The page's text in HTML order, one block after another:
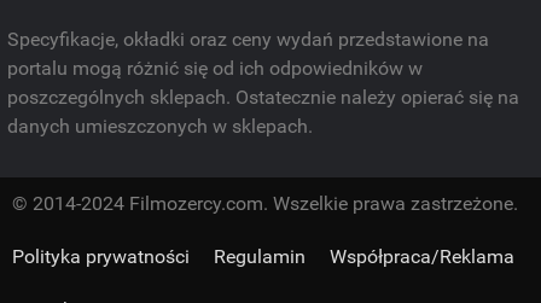
Specyfikacje, okładki oraz ceny wydań przedstawione na
portalu mogą różnić się od ich odpowiedników w
poszczególnych sklepach. Ostatecznie należy opierać się na
danych umieszczonych w sklepach.
© 2014-2024 Filmozercy.com. Wszelkie prawa zastrzeżone.
Polityka prywatności Regulamin Współpraca/Reklama